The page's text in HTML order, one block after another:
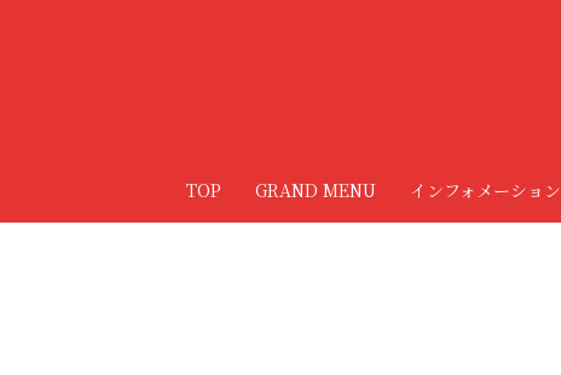
TOP GRAND MENU インフォメーション